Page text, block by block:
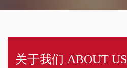
关于我们 ABOUT US